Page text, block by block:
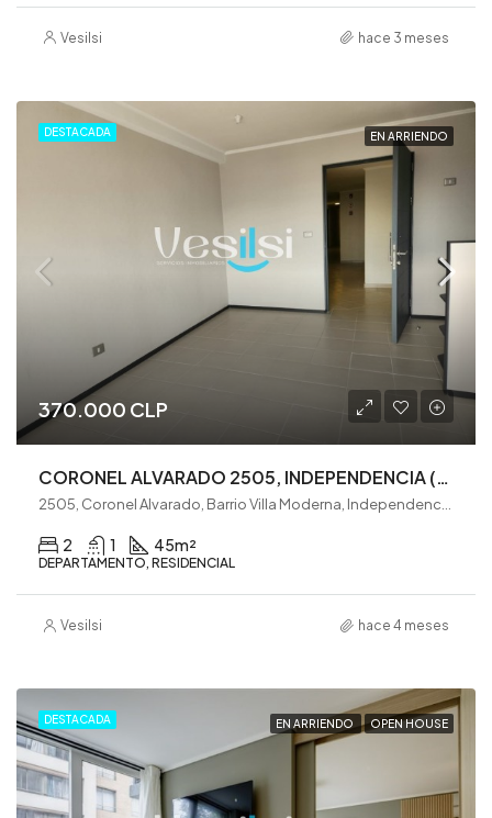
Vesilsi hace 3 meses
DESTACADA EN ARRIENDO
370.000 CLP
CORONEL ALVARADO 2505, INDEPENDENCIA (VE0331)
2 1 45m²
DEPARTAMENTO, RESIDENCIAL
Vesilsi hace 4 meses
DESTACADA EN ARRIENDO OPEN HOUSE